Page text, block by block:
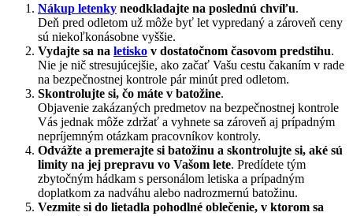
Nákup letenky neodkladajte na poslednú chvíľu.
Deň pred odletom už môže byť let vypredaný a zároveň ceny
sú niekoľkonásobne vyššie.
Vydajte sa na letisko v dostatočnom časovom predstihu.
Nie je nič stresujúcejšie, ako začať Vašu cestu čakaním v rade
na bezpečnostnej kontrole pár minút pred odletom.
Skontrolujte si, čo máte v batožine.
Objavenie zakázaných predmetov na bezpečnostnej kontrole
Vás jednak môže zdržať a vyhnete sa zároveň aj prípadným
nepríjemným otázkam pracovníkov kontroly.
Odvážte a premerajte si batožinu a skontrolujte si, aké sú
limity na jej prepravu vo Vašom lete. Predídete tým
zbytočným hádkam s personálom letiska a prípadným
doplatkom za nadváhu alebo nadrozmernú batožinu.
Vezmite si do lietadla pohodlné oblečenie, v ktorom sa